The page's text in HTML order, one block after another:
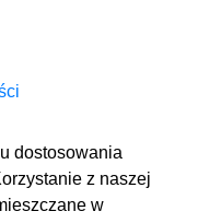
dostosowania
z naszej
w